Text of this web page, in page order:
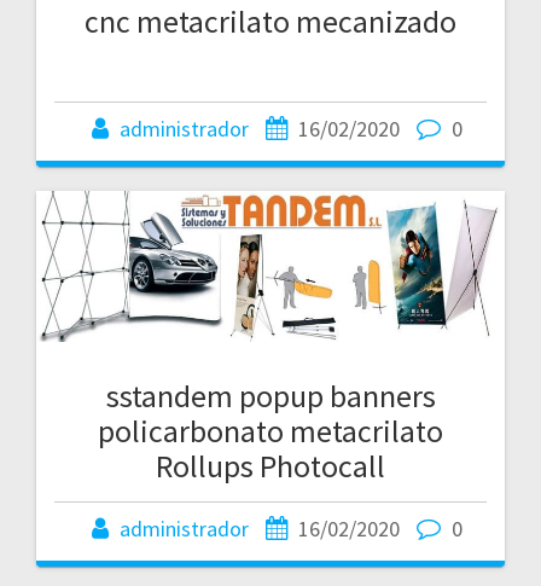
cnc metacrilato mecanizado
administrador 16/02/2020 0
sstandem popup banners
policarbonato metacrilato
Rollups Photocall
administrador 16/02/2020 0